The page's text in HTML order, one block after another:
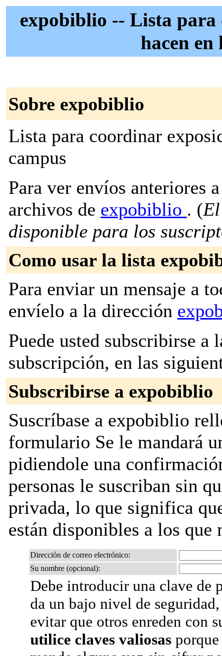
expobiblio -- Lista para
hacen en
Sobre expobiblio
Lista para coordinar
campus
Para ver envíos anteriores
archivos de expobiblio . (
disponible para los
Como usar la lista
Para enviar un mensaje a
envíelo a la dirección
Puede usted subscribirse a
subscripción, en las
Subscribirse a expobiblio
Suscríbase a expobiblio
formulario Se le mandará
pidiendole una
personas le suscriban sin
privada, lo que significa
están disponibles a los que
Dirección de correo electrónico:
Su nombre (opcional):
Debe introducir una clave de
da un bajo nivel de
evitar que otros enreden con
utilice claves valiosas